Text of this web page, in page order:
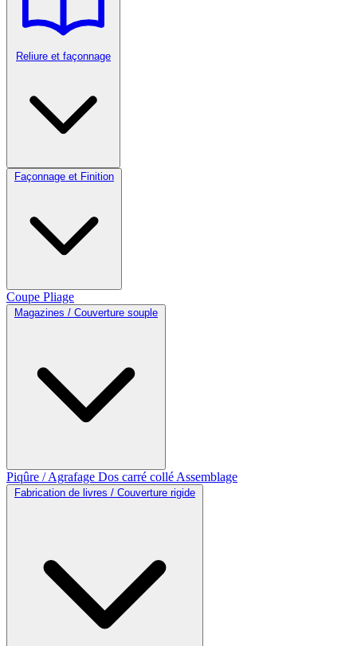
Reliure et façonnage
Façonnage et Finition
Coupe Pliage
Magazines / Couverture souple
Piqûre / Agrafage Dos carré collé Assemblage
Fabrication de livres / Couverture rigide